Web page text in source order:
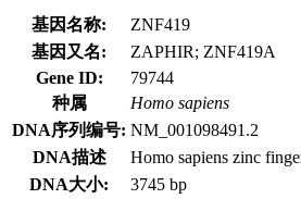
基因名称:
ZNF419
基因又名:
ZAPHIR; ZNF419A
Gene ID:
79744
种属
Homo sapiens
DNA序列编号: NM_001098491.2
DNA描述
Homo sapiens zinc
DNA大小:
3745 bp